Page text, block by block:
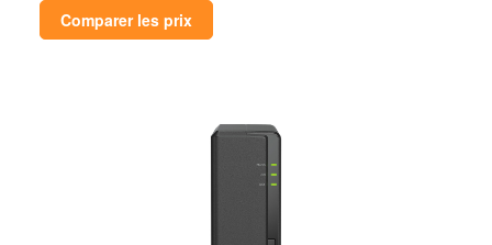
Comparer les prix